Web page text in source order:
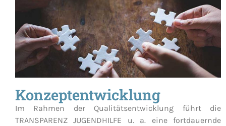
Konzeptentwicklung
Im Rahmen der Qualitätsentwicklung führt die
TRANSPARENZ JUGENDHILFE u. a. eine fortdauernde